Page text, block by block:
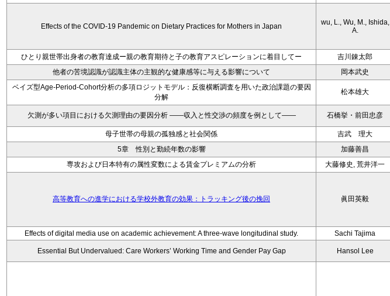
Effects of the COVID-19 Pandemic on Dietary Practices for Mothers in Japan
wu, L., Wu, M., Ishida,
A.
ひとり親世帯出身者の教育達成ー親の教育期待と子の教育アスピレーションに着目してー
吉川錬太郎
他者の苦境認識が認識主体の主観的な健康感等に与える影響について
岡本武史
ベイズ型Age-Period-Cohort分析の多項ロジットモデル：反復横断調査を用いた政治課題の要因
分解
松本雄大
欠測が多い項目における欠測理由の要因分析 ——収入と性交渉の頻度を例として—— 石橋挙・前田忠彦
母子世帯の母親の孤独感と社会関係
吉武 理大
5章 性別と勤続年数の影響
加藤善昌
専攻および日本特有の属性変数による賃金プレミアムの分析
大藤修史, 荒井洋一
高等教育への進学における学校外教育の効果：トラッキング後の挽回 眞田英毅
Effects of digital media use on academic achievement: A three-wave longitudinal study.
Sachi Tajima
Essential But Undervalued: Care Workers’ Working Time and Gender Pay Gap Hansol Lee